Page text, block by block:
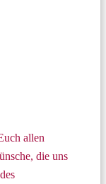
allen
die uns